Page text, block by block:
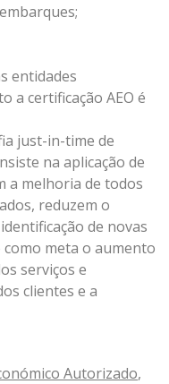
entidades
a certificação AEO é
just-in-time de
na aplicação de
a melhoria de todos
reduzem o
de novas
meta o aumento
serviços e
clientes e a
Autorizado,